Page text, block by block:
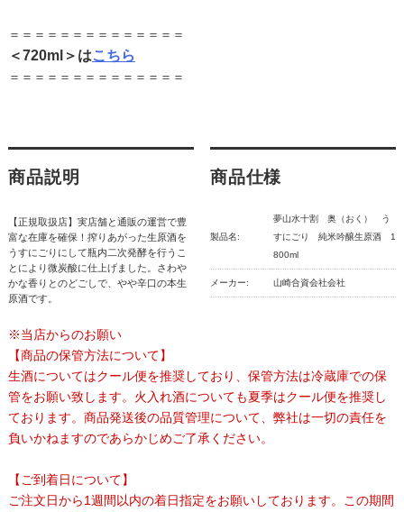
＝＝＝＝＝＝＝＝＝＝＝＝＝＝
＜720ml＞はこちら
＝＝＝＝＝＝＝＝＝＝＝＝＝＝
商品説明
【正規取扱店】実店舗と通販の運営で豊
富な在庫を確保！搾りあがった生原酒を
うすにごりにして瓶内二次発酵を行うこ
とにより微炭酸に仕上げました。さわや
かな香りとのどごしで、やや辛口の本生
原酒です。
商品仕様
製品名:
夢山水十割 奥（おく） う
すにごり 純米吟醸生原酒 1
800ml
メーカー: 山崎合資会社会社
※当店からのお願い
【商品の保管方法について】
生酒についてはクール便を推奨しており、保管方法は冷蔵庫での保
管をお願い致します。火入れ酒についても夏季はクール便を推奨し
ております。商品発送後の品質管理について、弊社は一切の責任を
負いかねますのであらかじめご了承ください。
【ご到着日について】
ご注文日から1週間以内の着日指定をお願いしております。この期間